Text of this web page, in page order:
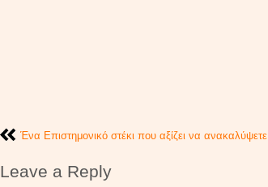
Ένα Επιστημονικό στέκι που αξίζει να ανακαλύψετε
Leave a Reply